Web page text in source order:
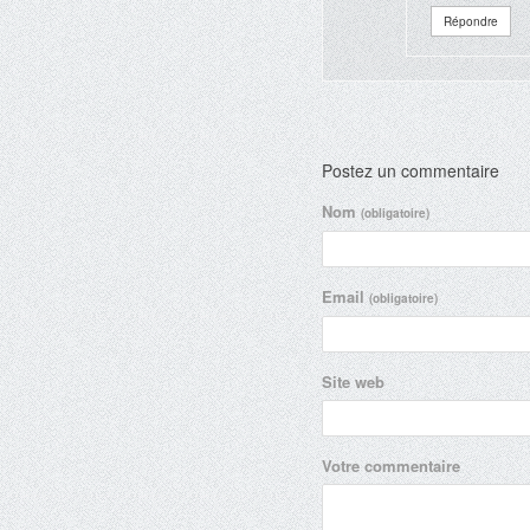
Répondre
Postez un commentaire
Nom(obligatoire)
Email(obligatoire)
Site web
Votre commentaire